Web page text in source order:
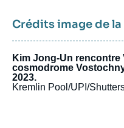
Crédits image de la
Kim Jong-Un rencontre
cosmodrome
2023.
Kremlin Pool/UPI/